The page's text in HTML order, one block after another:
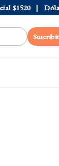
$1520 Dólar